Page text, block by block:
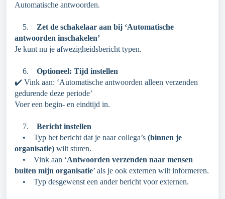
Automatische antwoorden.
5. Zet de schakelaar aan bij ‘Automatische
antwoorden inschakelen’
Je kunt nu je afwezigheidsbericht typen.
6. Optioneel: Tijd instellen
✔️ Vink aan: ‘Automatische antwoorden alleen verzenden
gedurende deze periode’
Voer een begin- en eindtijd in.
7. Bericht instellen
• Typ het bericht dat je naar collega’s (binnen je
organisatie) wilt sturen.
• Vink aan ‘Antwoorden verzenden naar mensen
buiten mijn organisatie’ als je ook externen wilt informeren.
• Typ desgewenst een ander bericht voor externen.